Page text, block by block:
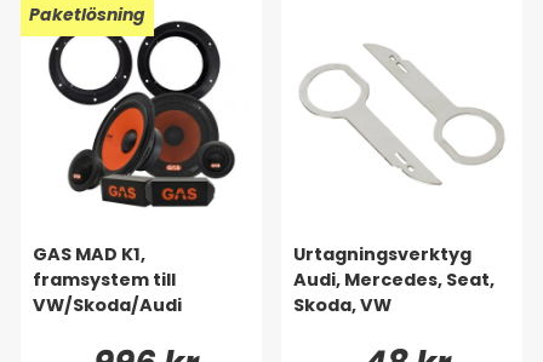
Paketlösning
GAS MAD K1,
framsystem till
VW/Skoda/Audi
Urtagningsverktyg
Audi, Mercedes, Seat,
Skoda, VW